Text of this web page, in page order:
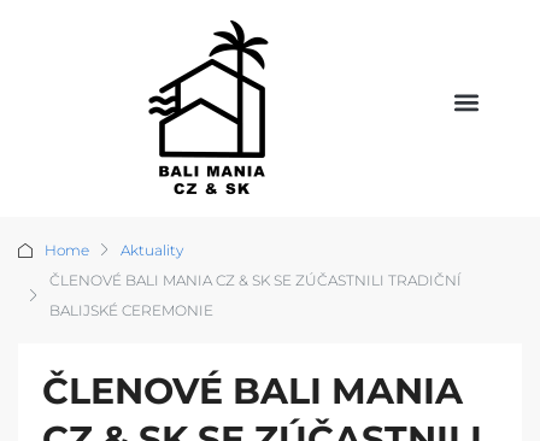
Home
Aktuality
ČLENOVÉ BALI MANIA CZ & SK SE ZÚČASTNILI TRADIČNÍ
BALIJSKÉ CEREMONIE
ČLENOVÉ BALI MANIA